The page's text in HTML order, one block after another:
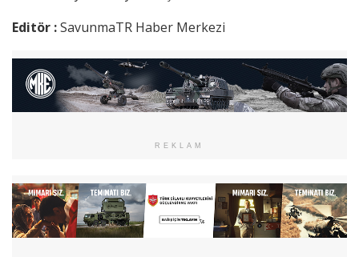
Editör :SavunmaTR Haber Merkezi
REKLAM